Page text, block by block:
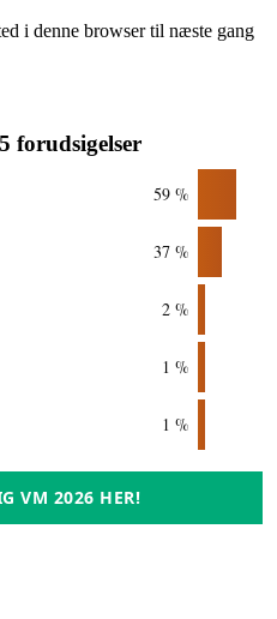
i denne browser til næste gang
forudsigelser
59 %
37 %
2 %
1 %
1 %
VM 2026 HER!